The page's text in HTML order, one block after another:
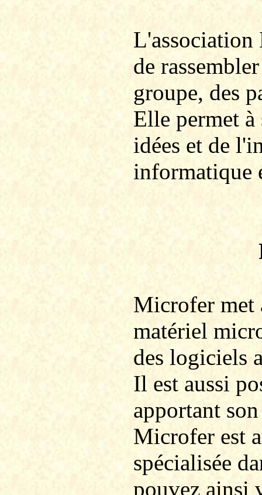
L'association
de
groupe, des
Elle permet à
idées et de
informatique
Microfer met
matériel
des logiciels
Il est aussi
apportant
Microfer est
spécialisée
pouvez ainsi